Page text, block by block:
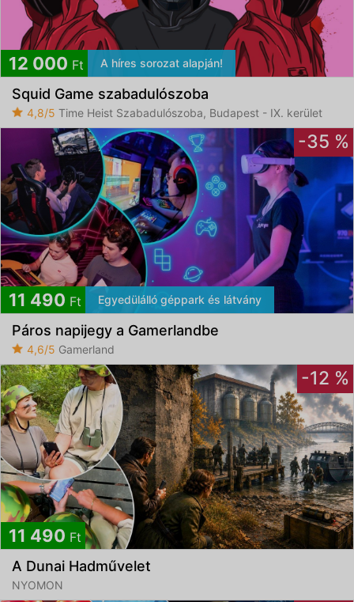
12 000 Ft A híres sorozat alapján!
Squid Game szabadulószoba
4,8/5 Time Heist Szabadulószoba, Budapest - IX. kerület
-35 %
11 490 Ft Egyedülálló géppark és látvány
Páros napijegy a Gamerlandbe
4,6/5 Gamerland
-12 %
11 490 Ft
A Dunai Hadművelet
NYOMON